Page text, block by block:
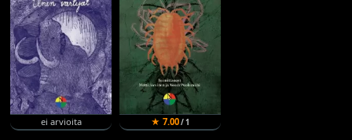
ei arvioita ★ 7.00/ 1